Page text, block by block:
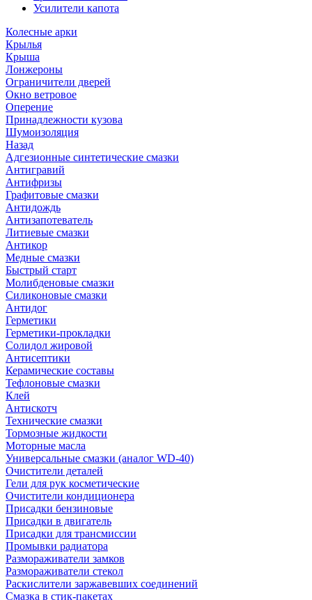
Усилители капота
Колесные арки
Крылья
Крыша
Лонжероны
Ограничители дверей
Окно ветровое
Оперение
Принадлежности кузова
Шумоизоляция
Назад
Адгезионные синтетические смазки
Антигравий
Антифризы
Графитовые смазки
Антидождь
Антизапотеватель
Литиевые смазки
Антикор
Медные смазки
Быстрый старт
Молибденовые смазки
Силиконовые смазки
Антидог
Герметики
Герметики-прокладки
Солидол жировой
Антисептики
Керамические составы
Тефлоновые смазки
Клей
Антискотч
Технические смазки
Тормозные жидкости
Моторные масла
Универсальные смазки (аналог WD-40)
Очистители деталей
Гели для рук косметические
Очистители кондиционера
Присадки бензиновые
Присадки в двигатель
Присадки для трансмиссии
Промывки радиатора
Размораживатели замков
Размораживатели стекол
Раскислители заржавевших соединений
Смазка в стик-пакетах